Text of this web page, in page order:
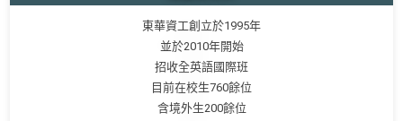
東華資工創立於1995年
並於2010年開始
招收全英語國際班
目前在校生760餘位
含境外生200餘位